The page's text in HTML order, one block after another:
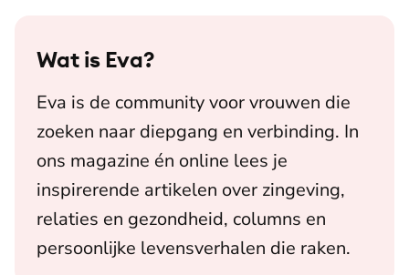
Wat is Eva?
Eva is de community voor vrouwen die
zoeken naar diepgang en verbinding. In
ons magazine én online lees je
inspirerende artikelen over zingeving,
relaties en gezondheid, columns en
persoonlijke levensverhalen die raken.